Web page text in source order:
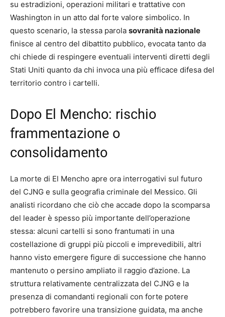
su estradizioni, operazioni militari e trattative con
Washington in un atto dal forte valore simbolico. In
questo scenario, la stessa parola sovranità nazionale
finisce al centro del dibattito pubblico, evocata tanto da
chi chiede di respingere eventuali interventi diretti degli
Stati Uniti quanto da chi invoca una più efficace difesa del
territorio contro i cartelli.
Dopo El Mencho: rischio
frammentazione o
consolidamento
La morte di El Mencho apre ora interrogativi sul futuro
del CJNG e sulla geografia criminale del Messico. Gli
analisti ricordano che ciò che accade dopo la scomparsa
del leader è spesso più importante dell’operazione
stessa: alcuni cartelli si sono frantumati in una
costellazione di gruppi più piccoli e imprevedibili, altri
hanno visto emergere figure di successione che hanno
mantenuto o persino ampliato il raggio d’azione. La
struttura relativamente centralizzata del CJNG e la
presenza di comandanti regionali con forte potere
potrebbero favorire una transizione guidata, ma anche